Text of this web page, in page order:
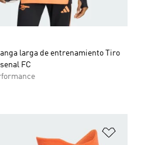
larga de entrenamiento Tiro
FC